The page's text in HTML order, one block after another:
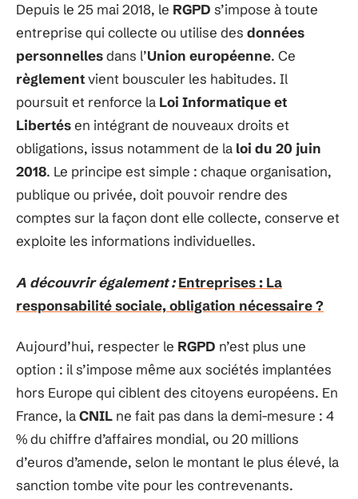
Depuis le 25 mai 2018, le RGPD s’impose à toute
entreprise qui collecte ou utilise des données
personnellesdans l’Union européenne. Ce
règlementvient bousculer les habitudes. Il
poursuit et renforce la Loi Informatique et
Libertésen intégrant de nouveaux droits et
obligations, issus notamment de la loi du 20 juin
2018. Le principe est simple : chaque organisation,
publique ou privée, doit pouvoir rendre des
comptes sur la façon dont elle collecte, conserve et
exploite les informations individuelles.
A découvrir également : Entreprises : La
responsabilité sociale, obligation nécessaire ?
Aujourd’hui, respecter le RGPD n’est plus une
option : il s’impose même aux sociétés implantées
hors Europe qui ciblent des citoyens européens. En
France, laCNIL ne fait pas dans la demi-mesure : 4
% du chiffre d’affaires mondial, ou 20 millions
d’euros d’amende, selon le montant le plus élevé, la
sanction tombe vite pour les contrevenants.